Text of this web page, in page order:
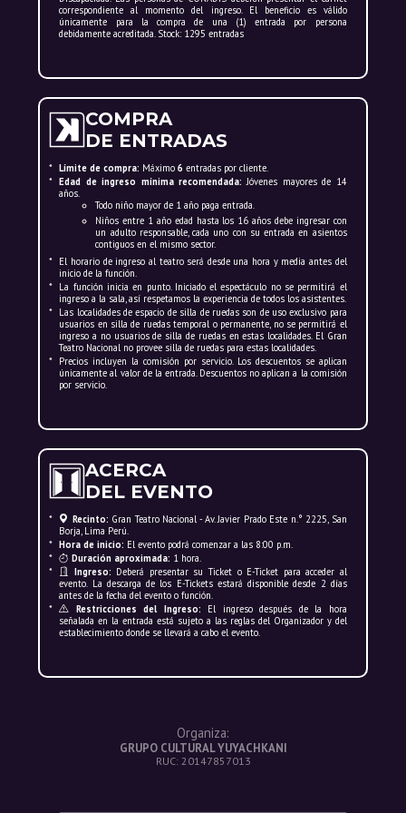
mismo tiempo en un ficticio acompañante de
los conquistadores, así como protector de los
que los españoles utilizaron para propiciar la
intervención divina antes de sus combates.
Durante la Reconquista fue Santiago
Matamoros y en América se convirtió en
Santiago Mataindios. La conquista fue tan
rápida, dramática e inexorable que los pueblos
conquistados atribuyeron la victoria cristiana
al triunfo de sus dioses y a la derrota de los
dioses indígenas. Muchos creyeron ver a
Santiago combatir junto a las huestes de
Hernán Cortés y de Francisco Pizarro. Santiago,
el Patrón Santiago, fue inmortalizado por los
pintores indios de la escuela cusqueña y se
convirtió muy pronto en el Santo Patrón de
muchos pueblos indígenas. La fiesta del Patrón
Santiago se celebra todos los 25 de julio de
correspondiente al momento del ingreso. El beneficio es válido
únicamente para la compra de una (1) entrada por persona
debidamente acreditada. Stock: 1295 entradas
COMPRA
DE ENTRADAS
* Límite de compra: Máximo6 entradas por cliente.
* Edad de ingreso mínima recomendada: Jóvenes mayores de 14
años.
Todo niño mayor de 1 año paga entrada.
Niños entre 1 año edad hasta los 16 años debe ingresar con
un adulto responsable, cada uno con su entrada en asientos
contiguos en el mismo sector.
* El horario de ingreso al teatro será desde una hora y media antes del
inicio de la función.
* La función inicia en punto. Iniciado el espectáculo no se permitirá el
ingreso a la sala, así respetamos la experiencia de todos los asistentes.
* Las localidades de espacio de silla de ruedas son de uso exclusivo para
usuarios en silla de ruedas temporal o permanente, no se permitirá el
ingreso a no usuarios de silla de ruedas en estas localidades. El Gran
Teatro Nacional no provee silla de ruedas para estas localidades.
* Precios incluyen la comisión por servicio. Los descuentos se aplican
únicamente al valor de la entrada. Descuentos no aplican a la comisión
por servicio.
ACERCA
DEL EVENTO
* Recinto: Gran Teatro Nacional - Av. Javier Prado Este n.° 2225, San
Borja, Lima Perú.
* Hora de inicio: El evento podrá comenzar a las 8:00 p.m.
*
Duración aproximada: 1 hora.
*
Ingreso: Deberá presentar su Ticket o E-Ticket para acceder al
evento. La descarga de los E-Tickets estará disponible desde 2 días
antes de la fecha del evento o función.
*
Restricciones del Ingreso: El ingreso después de la hora
señalada en la entrada está sujeto a las reglas del Organizador y del
establecimiento donde se llevará a cabo el evento.
Organiza:
GRUPO CULTURAL YUYACHKANI
RUC: 20147857013